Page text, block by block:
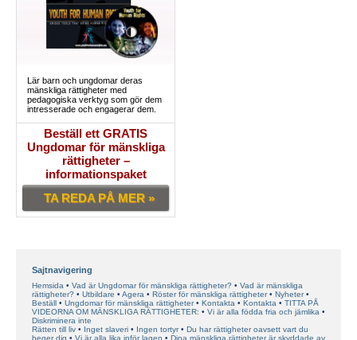
Lär barn och ungdomar deras
mänskliga rättigheter med
pedagogiska verktyg som gör dem
intresserade och engagerar dem.
Beställ ett GRATIS
Ungdomar för mänskliga
rättigheter –
informationspaket
TA REDA PÅ MER »
Sajtnavigering
Hemsida Vad är Ungdomar för mänskliga rättigheter?
Vad är mänskliga
rättigheter?
Utbildare Agera Röster för mänskliga rättigheter
Nyheter
Beställ
Ungdomar för mänskliga rättigheter Kontakta Kontakta
TITTA PÅ
VIDEORNA OM MÄNSKLIGA RÄTTIGHETER:
Vi är alla födda fria och jämlika
Diskriminera inte
Rätten till liv
Inget slaveri Ingen tortyr
Du har rättigheter oavsett vart du
beger dig
Vi är alla lika inför lagen Dina mänskliga rättigheter är skyddade av